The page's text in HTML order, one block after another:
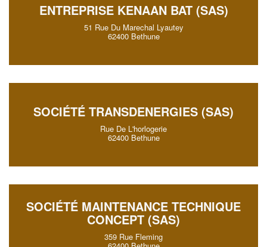
ENTREPRISE KENAAN BAT (SAS)
51 Rue Du Marechal Lyautey
62400 Bethune
SOCIÉTÉ TRANSDENERGIES (SAS)
Rue De L'horlogerie
62400 Bethune
SOCIÉTÉ MAINTENANCE TECHNIQUE
CONCEPT (SAS)
359 Rue Fleming